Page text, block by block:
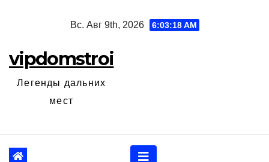
Вс. Авг 9th, 2026 6:03:19 AM
vipdomstroi
Легенды дальних
мест